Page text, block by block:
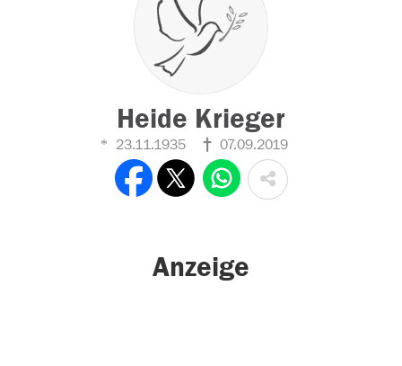
Heide Krieger
23.11.1935 07.09.2019
Anzeige